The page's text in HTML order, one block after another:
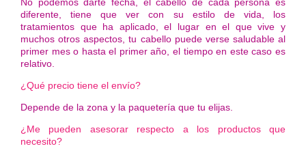
diferente, tiene que ver con su estilo de vida, los
tratamientos que ha aplicado, el lugar en el que vive y
muchos otros aspectos, tu cabello puede verse saludable al
primer mes o hasta el primer año, el tiempo en este caso es
relativo.
¿Qué precio tiene el envío?
Depende de la zona y la paquetería que tu elijas.
¿Me pueden asesorar respecto a los productos que
necesito?